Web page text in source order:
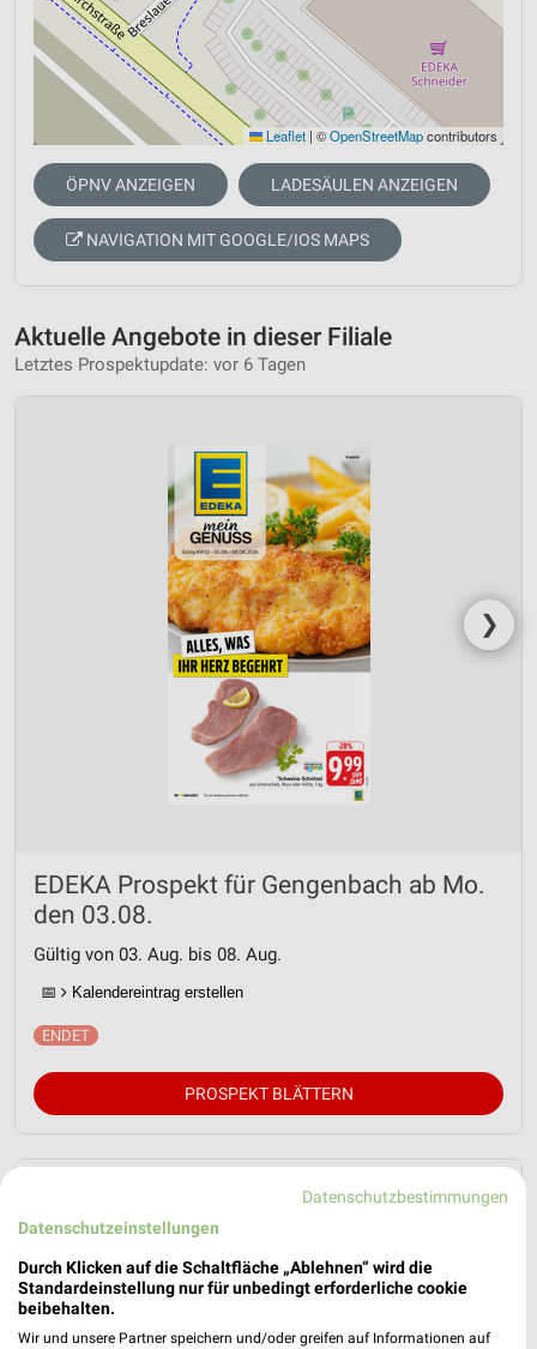
Leaflet | ©OpenStreetMapcontributors
ÖPNV ANZEIGEN LADESÄULEN ANZEIGEN
NAVIGATION MIT GOOGLE/IOS MAPS
Aktuelle Angebote in dieser Filiale
Letztes Prospektupdate: vor 6 Tagen
❯
EDEKA Prospekt für Gengenbach ab Mo.
den 03.08.
Gültig von 03. Aug. bis 08. Aug.
📅 Kalendereintrag erstellen
PROSPEKT BLÄTTERN
WEIN KAFFEE EISCREME
Datenschutzbestimmungen
Datenschutzeinstellungen
Durch Klicken auf die Schaltfläche „Ablehnen“ wird die
Standardeinstellung nur für unbedingt erforderliche cookie
beibehalten.
Wir und unsere Partner speichern und/oder greifen auf Informationen auf